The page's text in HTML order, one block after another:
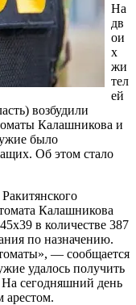
На
дв
ои
х
жи
тел
ей
возбудили
Калашникова и
было
Об этом стало
Калашникова
в количестве 387
по назначению.
— сообщается
удалось получить
сегодняшний день
арестом.